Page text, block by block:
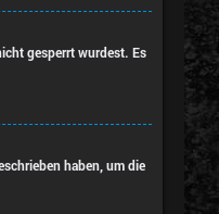
gesperrt wurdest. Es
haben, um die